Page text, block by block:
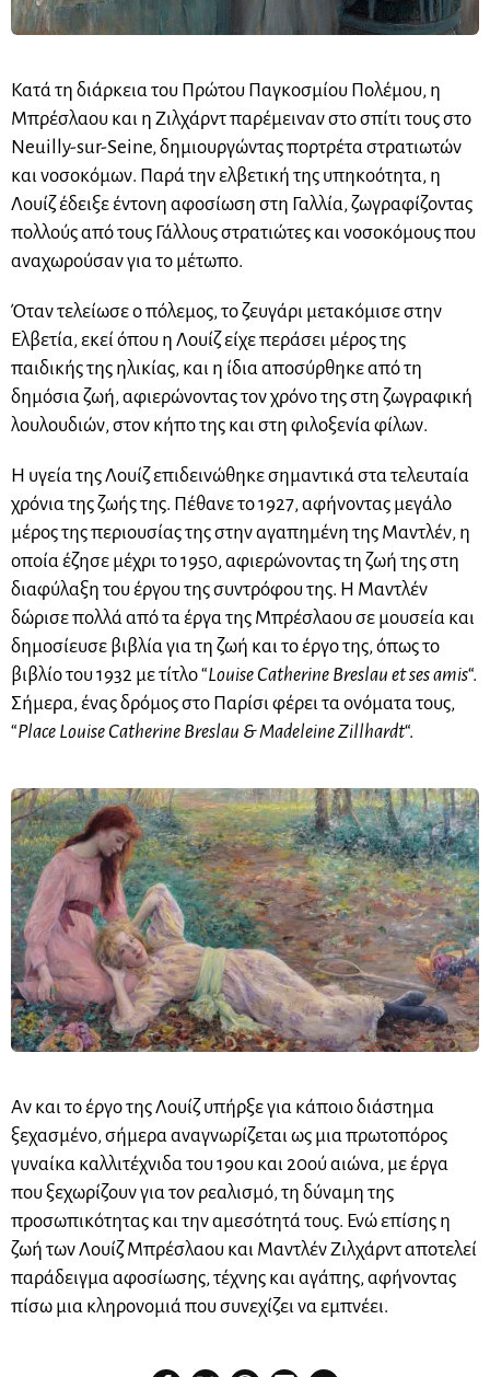
Κατά τη διάρκεια του Πρώτου Παγκοσμίου Πολέμου, η
Μπρέσλαου και η Ζιλχάρντ παρέμειναν στο σπίτι τους στο
Neuilly-sur-Seine, δημιουργώντας πορτρέτα στρατιωτών
και νοσοκόμων. Παρά την ελβετική της υπηκοότητα, η
Λουίζ έδειξε έντονη αφοσίωση στη Γαλλία, ζωγραφίζοντας
πολλούς από τους Γάλλους στρατιώτες και νοσοκόμους που
αναχωρούσαν για το μέτωπο.
Όταν τελείωσε ο πόλεμος, το ζευγάρι μετακόμισε στην
Ελβετία, εκεί όπου η Λουίζ είχε περάσει μέρος της
παιδικής της ηλικίας, και η ίδια αποσύρθηκε από τη
δημόσια ζωή, αφιερώνοντας τον χρόνο της στη ζωγραφική
λουλουδιών, στον κήπο της και στη φιλοξενία φίλων.
Η υγεία της Λουίζ επιδεινώθηκε σημαντικά στα τελευταία
χρόνια της ζωής της. Πέθανε το 1927, αφήνοντας μεγάλο
μέρος της περιουσίας της στην αγαπημένη της Μαντλέν, η
οποία έζησε μέχρι το 1950, αφιερώνοντας τη ζωή της στη
διαφύλαξη του έργου της συντρόφου της. Η Μαντλέν
δώρισε πολλά από τα έργα της Μπρέσλαου σε μουσεία και
δημοσίευσε βιβλία για τη ζωή και το έργο της, όπως το
βιβλίο του 1932 με τίτλο “Louise Catherine Breslau et ses amis“.
Σήμερα, ένας δρόμος στο Παρίσι φέρει τα ονόματα τους,
“Place Louise Catherine Breslau & Madeleine Zillhardt“.
Αν και το έργο της Λουίζ υπήρξε για κάποιο διάστημα
ξεχασμένο, σήμερα αναγνωρίζεται ως μια πρωτοπόρος
γυναίκα καλλιτέχνιδα του 19ου και 20ού αιώνα, με έργα
που ξεχωρίζουν για τον ρεαλισμό, τη δύναμη της
προσωπικότητας και την αμεσότητά τους. Ενώ επίσης η
ζωή των Λουίζ Μπρέσλαου και Μαντλέν Ζιλχάρντ αποτελεί
παράδειγμα αφοσίωσης, τέχνης και αγάπης, αφήνοντας
πίσω μια κληρονομιά που συνεχίζει να εμπνέει.